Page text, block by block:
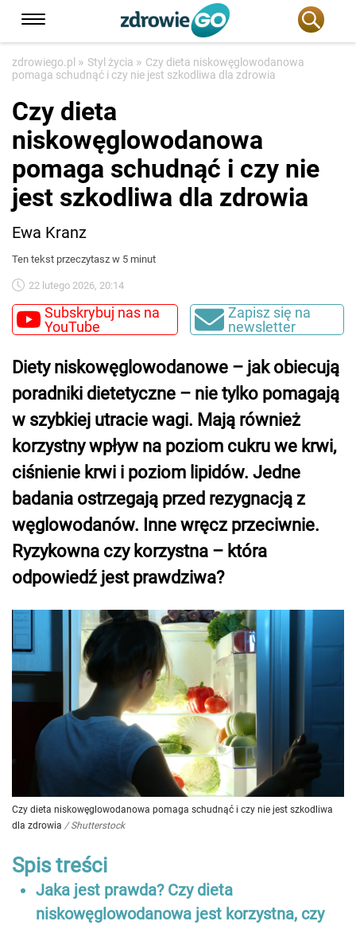
zdrowiego.pl » Styl życia » Czy dieta niskowęglowodanowa
pomaga schudnąć i czy nie jest szkodliwa dla zdrowia
Czy dieta
niskowęglowodanowa
pomaga schudnąć i czy nie
jest szkodliwa dla zdrowia
Ewa Kranz
Ten tekst przeczytasz w 5 minut
22 lutego 2026, 20:14
Subskrybuj nas na
YouTube
Zapisz się na
newsletter
Diety niskowęglowodanowe – jak obiecują
poradniki dietetyczne – nie tylko pomagają
w szybkiej utracie wagi. Mają również
korzystny wpływ na poziom cukru we krwi,
ciśnienie krwi i poziom lipidów. Jedne
badania ostrzegają przed rezygnacją z
węglowodanów. Inne wręcz przeciwnie.
Ryzykowna czy korzystna – która
odpowiedź jest prawdziwa?
Czy dieta niskowęglowodanowa pomaga schudnąć i czy nie jest szkodliwa
dla zdrowia / Shutterstock
Spis treści
Jaka jest prawda? Czy dieta
niskowęglowodanowa jest korzystna, czy